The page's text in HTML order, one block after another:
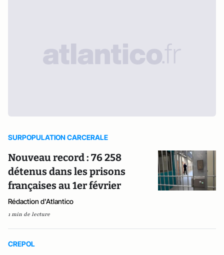
SURPOPULATION CARCERALE
Nouveau record : 76 258
détenus dans les prisons
françaises au 1er février
Rédaction d'Atlantico
1 min de lecture
CREPOL